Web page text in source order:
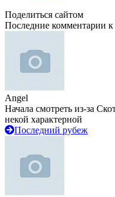
Поделиться сайтом
Последние комментарии
Angel
Начала смотреть из-за
некой характерной
Последний рубеж